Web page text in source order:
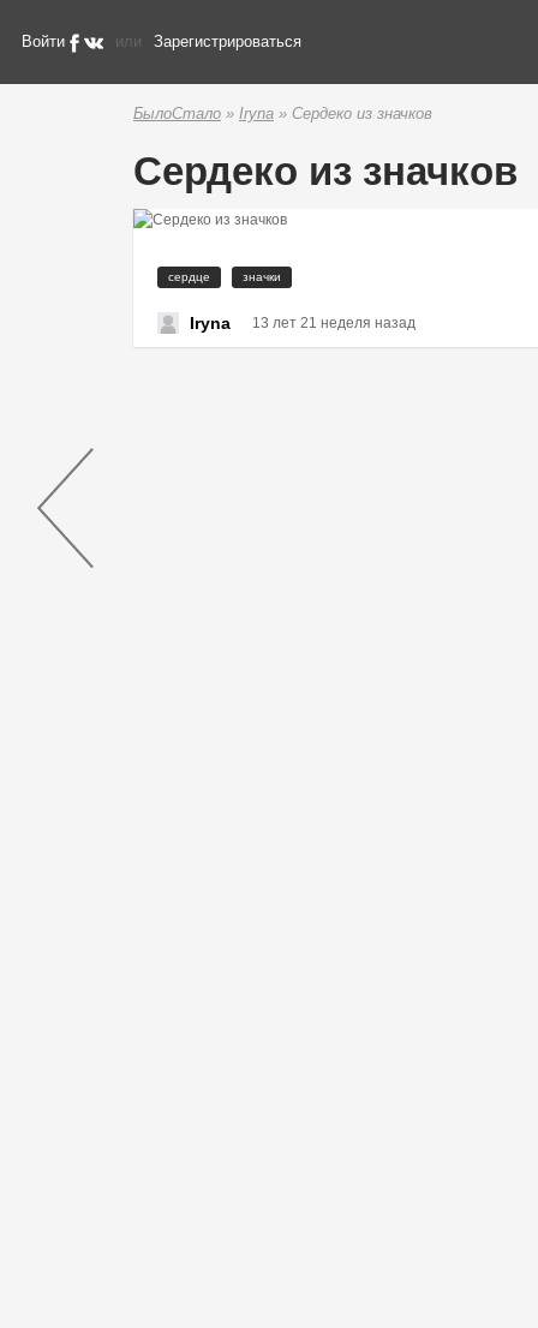
Войти или Зарегистрироваться
БылоСтало » Iryna » Сердеко из значков
Сердеко из значков
сердце значки
Iryna 13 лет 21 неделя назад